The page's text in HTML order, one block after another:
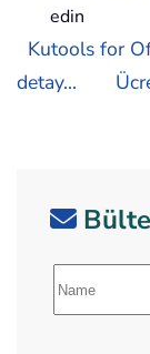
edin
Kutools for
detay...